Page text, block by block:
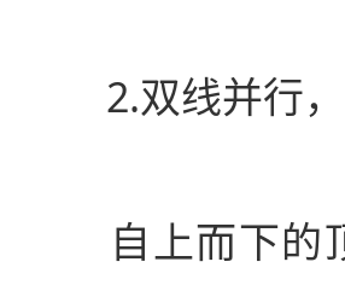
2.双线并行，
自上而下的顶